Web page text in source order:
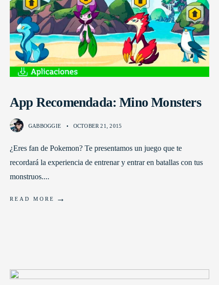
App Recomendada: Mino Monsters
GABBOGGIE • OCTOBER 21, 2015
¿Eres fan de Pokemon? Te presentamos un juego que te
recordará la experiencia de entrenar y entrar en batallas con tus
monstruos....
READ MORE →